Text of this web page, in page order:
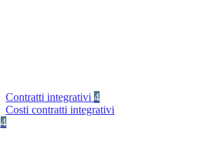
Contratti integrativi 4
Costi contratti integrativi
4